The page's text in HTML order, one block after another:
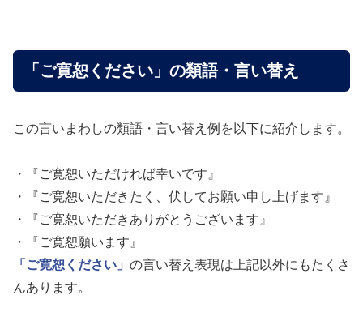
「ご寛恕ください」の類語・言い替え
この言いまわしの類語・言い替え例を以下に紹介します。
・『ご寛恕いただければ幸いです』
・『ご寛恕いただきたく、伏してお願い申し上げます』
・『ご寛恕いただきありがとうございます』
・『ご寛恕願います』
「ご寛恕ください」 の言い替え表現は上記以外にもたくさ
んあります。